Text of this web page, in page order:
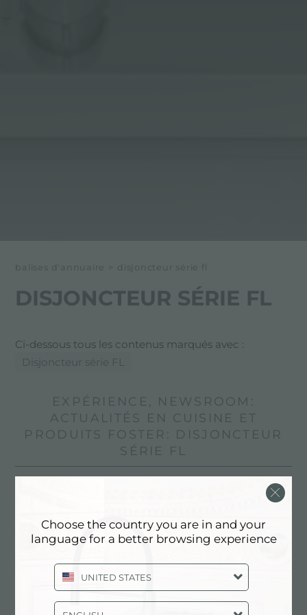
balises d'annuaire > disjoncteur série fl
DISJONCTEUR SÉRIE FL
Ci-dessous tous les contenus marqués avec :
Disjoncteur série FL
EXPÉRIENCE, NEWSROOM:
ACTUALITÉS EN CUISINE ET
PRODUITS FOSTER: DISJONCTEUR
SÉRIE FL
Choose the country you are in and your
language for a better browsing experience
UNITED STATES